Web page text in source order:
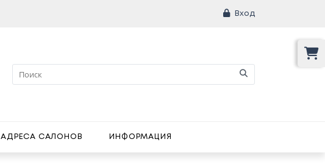
Вход
АДРЕСА САЛОНОВ ИНФОРМАЦИЯ